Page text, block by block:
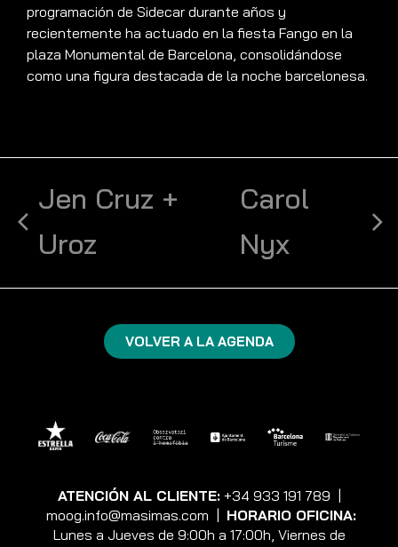
programación de Sidecar durante años y
recientemente ha actuado en la fiesta Fango en la
plaza Monumental de Barcelona, consolidándose
como una figura destacada de la noche barcelonesa.
Jen Cruz +
Uroz
Carol
Nyx
VOLVER A LA AGENDA
ATENCIÓN AL CLIENTE: +34 933 191 789 |
moog.info@masimas.com | HORARIO OFICINA:
Lunes a Jueves de 9:00h a 17:00h, Viernes de